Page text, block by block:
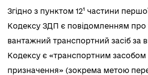
Згідно з пунктом 12¹ частини першої
Кодексу ЗДП є повідомленням
вантажний транспортний засіб за
Кодексу є «транспортним засобом
призначення» (зокрема метою